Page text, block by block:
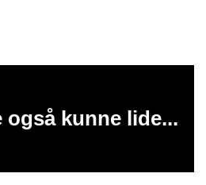
også kunne lide...